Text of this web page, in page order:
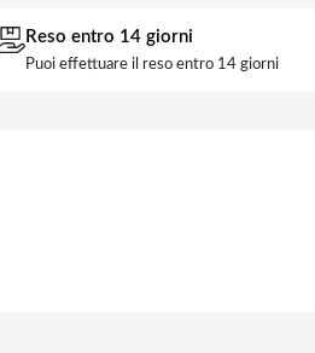
Reso entro 14 giorni
Puoi effettuare il reso entro 14 giorni